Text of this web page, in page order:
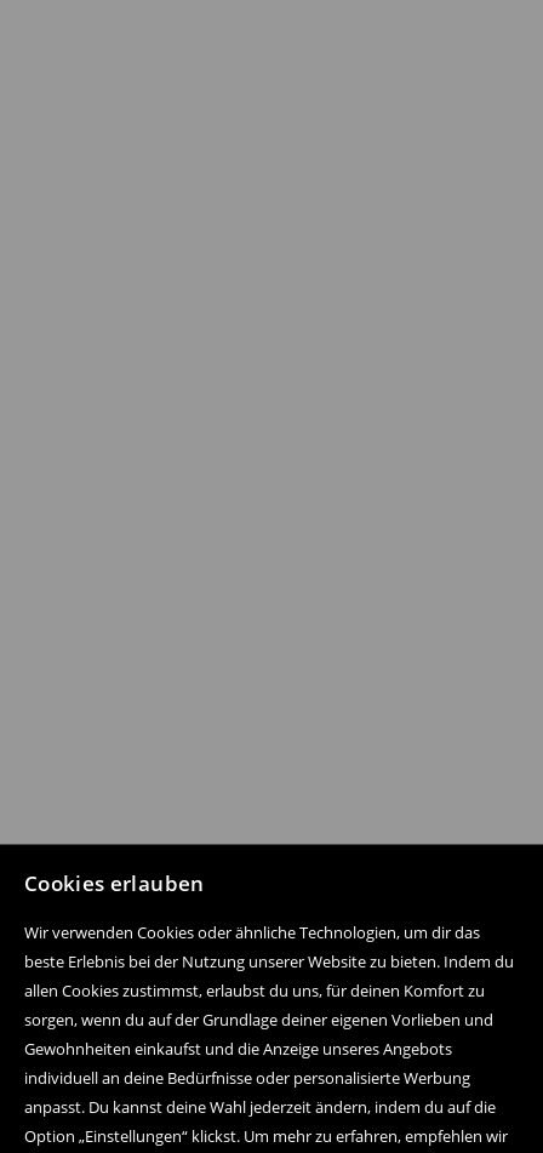
Cookies erlauben
Wir verwenden Cookies oder ähnliche Technologien, um dir das
beste Erlebnis bei der Nutzung unserer Website zu bieten. Indem du
allen Cookies zustimmst, erlaubst du uns, für deinen Komfort zu
sorgen, wenn du auf der Grundlage deiner eigenen Vorlieben und
Gewohnheiten einkaufst und die Anzeige unseres Angebots
individuell an deine Bedürfnisse oder personalisierte Werbung
anpasst. Du kannst deine Wahl jederzeit ändern, indem du auf die
Option „Einstellungen“ klickst. Um mehr zu erfahren, empfehlen wir